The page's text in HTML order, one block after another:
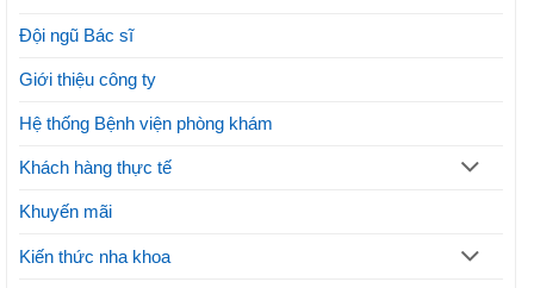
mỹ
Đội ngũ Bác sĩ
Giới thiệu công ty
Hệ thống Bệnh viện phòng khám
Khách hàng thực tế
Khuyến mãi
Kiến thức nha khoa